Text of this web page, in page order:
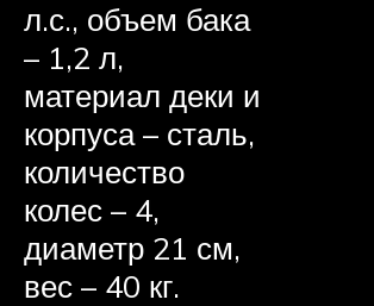
л.с., объем бака
– 1,2 л,
материал деки и
корпуса – сталь,
количество
колес – 4,
диаметр 21 см,
вес – 40 кг.